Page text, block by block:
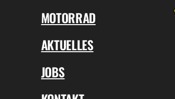
MOTORRAD
AKTUELLES
JOBS